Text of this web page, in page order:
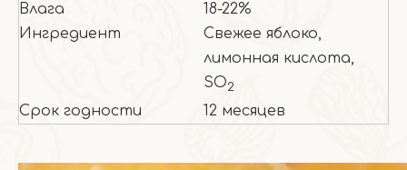
Влага
18-22%
Ингредиент
Свежее яблоко,
лимонная кислота,
SO2
Срок годности 12 месяцев